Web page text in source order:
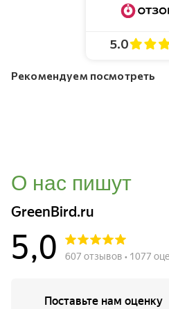
5.0
Рекомендуем посмотреть
О нас пишут